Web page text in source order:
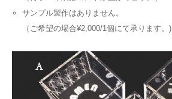
サンプル製作はありません。
（ご希望の場合¥2,000/1個にて承ります。)